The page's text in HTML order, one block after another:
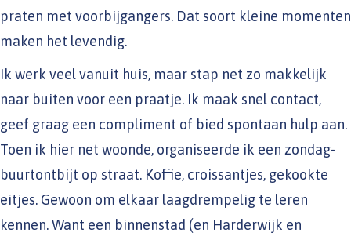
praten met voorbijgangers. Dat soort kleine momenten
maken het levendig.
Ik werk veel vanuit huis, maar stap net zo makkelijk
naar buiten voor een praatje. Ik maak snel contact,
geef graag een compliment of bied spontaan hulp aan.
Toen ik hier net woonde, organiseerde ik een zondag-
buurtontbijt op straat. Koffie, croissantjes, gekookte
eitjes. Gewoon om elkaar laagdrempelig te leren
kennen. Want een binnenstad (en Harderwijk en